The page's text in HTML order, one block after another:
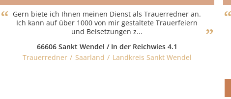
Gern biete ich Ihnen meinen Dienst als Trauerredner an.
Ich kann auf über 1000 von mir gestaltete Trauerfeiern
und Beisetzungen z...
66606 Sankt Wendel / In der Reichwies 4.1
Trauerredner
Saarland Landkreis Sankt Wendel